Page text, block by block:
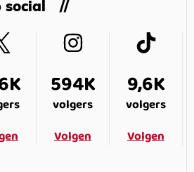
social
594K
volgers
Volgen
9,6K
volgers
Volgen